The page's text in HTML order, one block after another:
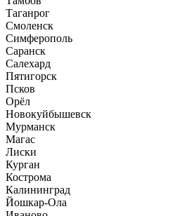
Таганрог
Смоленск
Симферополь
Саранск
Салехард
Пятигорск
Псков
Орёл
Новокуйбышевск
Мурманск
Магас
Лиски
Курган
Кострома
Калининград
Йошкар-Ола